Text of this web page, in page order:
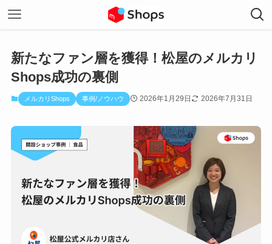
新たなファン層を獲得！松屋のメルカリ
Shops成功の裏側
メルカリShops 事例/ノウハウ 2026年1月29日 2026年7月31日